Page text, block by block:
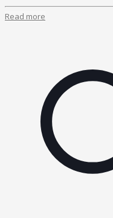
Read more